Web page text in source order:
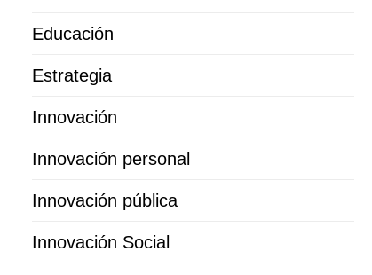
Educación
Estrategia
Innovación
Innovación personal
Innovación pública
Innovación Social